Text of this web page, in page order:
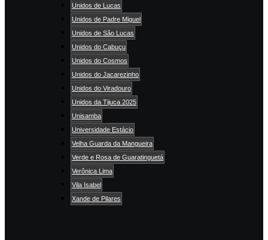
Unidos de Lucas
Unidos de Padre Miguel
Unidos de São Lucas
Unidos do Cabuçu
Unidos do Cosmos
Unidos do Jacarezinho
Unidos do Viradouro
Unidos da Tijuca 2025
Unisamba
Universidade Estácio
Velha Guarda da Mangueira
Verde e Rosa de Guaratinguetá
Verônica Lima
Vila Isabel
Xande de Pilares